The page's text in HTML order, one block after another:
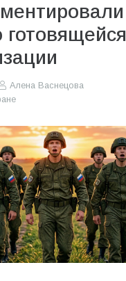
готовящейся
Алена Васнецова